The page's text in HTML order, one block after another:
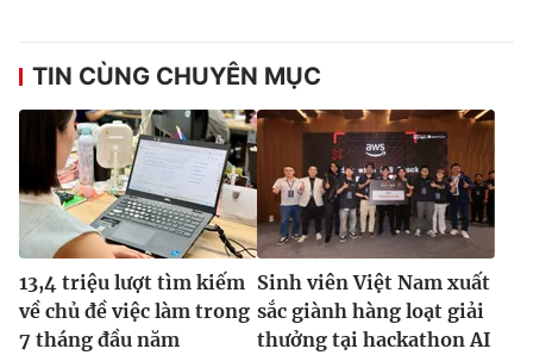
TIN CÙNG CHUYÊN MỤC
13,4 triệu lượt tìm kiếm
về chủ đề việc làm trong
7 tháng đầu năm
Sinh viên Việt Nam xuất
sắc giành hàng loạt giải
thưởng tại hackathon AI